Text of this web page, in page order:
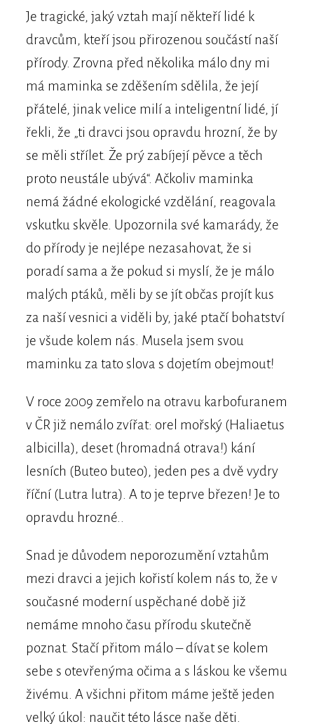
Je tragické, jaký vztah mají někteří lidé k
dravcům, kteří jsou přirozenou součástí naší
přírody. Zrovna před několika málo dny mi
má maminka se zděšením sdělila, že její
přátelé, jinak velice milí a inteligentní lidé, jí
řekli, že „ti dravci jsou opravdu hrozní, že by
se měli střílet. Že prý zabíjejí pěvce a těch
proto neustále ubývá“. Ačkoliv maminka
nemá žádné ekologické vzdělání, reagovala
vskutku skvěle. Upozornila své kamarády, že
do přírody je nejlépe nezasahovat, že si
poradí sama a že pokud si myslí, že je málo
malých ptáků, měli by se jít občas projít kus
za naší vesnici a viděli by, jaké ptačí bohatství
je všude kolem nás. Musela jsem svou
maminku za tato slova s dojetím obejmout!
V roce 2009 zemřelo na otravu karbofuranem
v ČR již nemálo zvířat: orel mořský (Haliaetus
albicilla), deset (hromadná otrava!) kání
lesních (Buteo buteo), jeden pes a dvě vydry
říční (Lutra lutra). A to je teprve březen! Je to
opravdu hrozné..
Snad je důvodem neporozumění vztahům
mezi dravci a jejich kořistí kolem nás to, že v
současné moderní uspěchané době již
nemáme mnoho času přírodu skutečně
poznat. Stačí přitom málo – dívat se kolem
sebe s otevřenýma očima a s láskou ke všemu
živému. A všichni přitom máme ještě jeden
velký úkol: naučit této lásce naše děti.